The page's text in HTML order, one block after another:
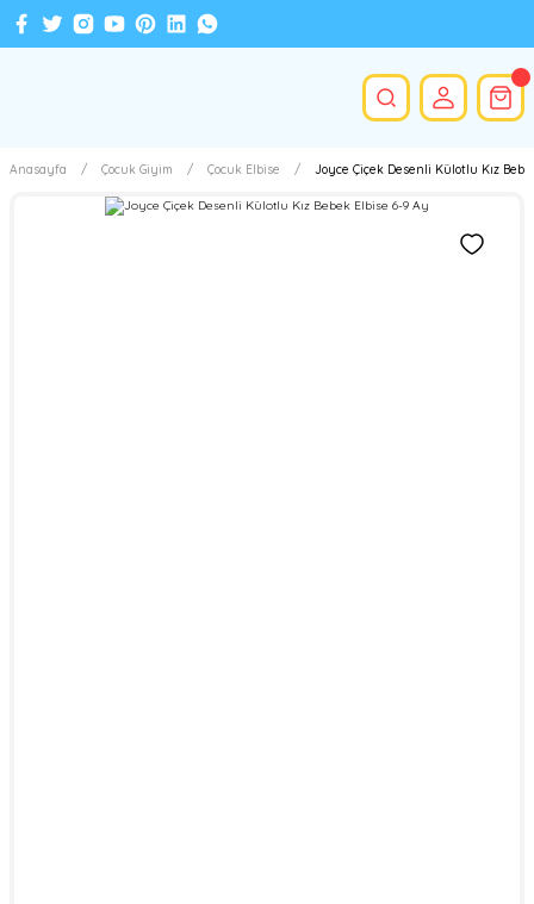
Anasayfa Çocuk Giyim Çocuk Elbise Joyce Çiçek Desenli Külotlu Kız